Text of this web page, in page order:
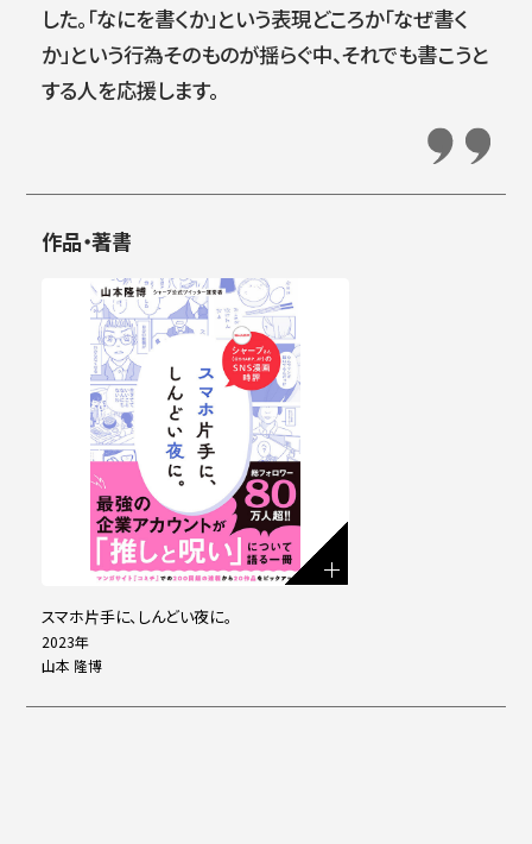
した。「なにを書くか」という表現どころか「なぜ書く
か」という行為そのものが揺らぐ中、それでも書こうと
する人を応援します。
作品・著書
スマホ片手に、しんどい夜に。
2023年
山本 隆博